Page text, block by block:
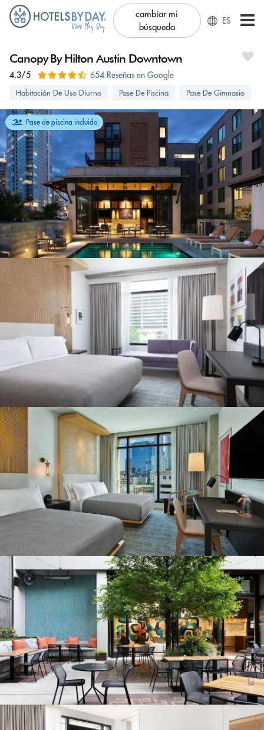
cambiar mi
búsqueda
ES
Canopy By Hilton Austin Downtown
4.3/5 654 Reseñas en Google
Habitación De Uso Diurno Pase De Piscina Pase De Gimnasio
Pase de piscina incluido